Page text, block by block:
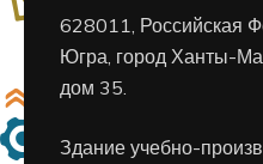
628011, Российская
Югра, город Ханты-
дом 35.
Здание учебно-